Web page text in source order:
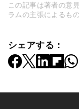
この記事は著者の意
ラムの主張によるも
シェアする：